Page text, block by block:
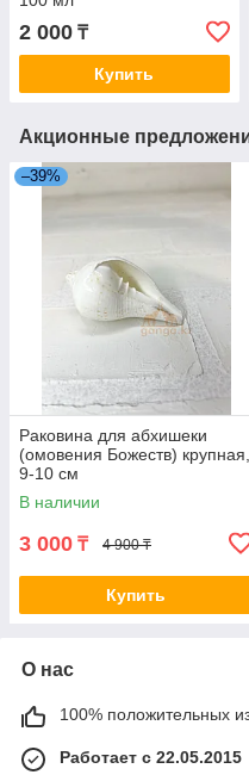
2 000 ₸
Купить
Акционные
–39%
Раковина для абхишеки
(омовения Божеств) крупная,
9-10 см
В наличии
3 000 ₸ 4 900 ₸
Купить
О нас
100% положительных
Работает с 22.05.2015